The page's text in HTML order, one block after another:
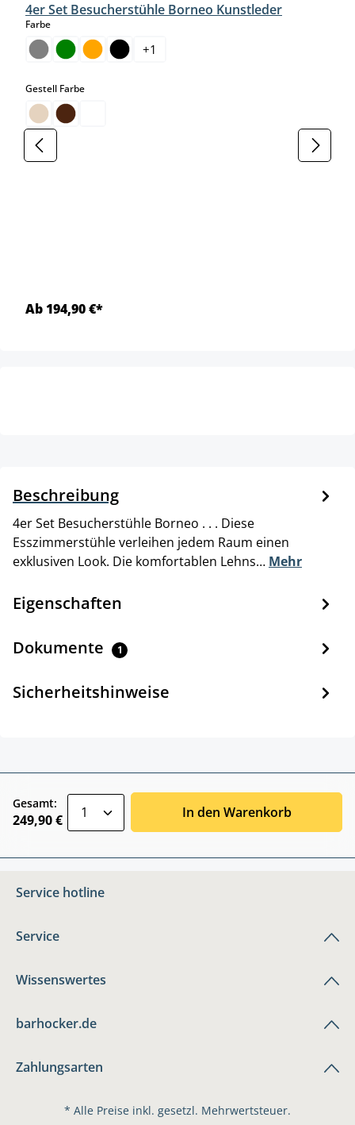
4er Set Besucherstühle Borneo Kunstleder
Farbeauswählen
+1
Gestell Farbeauswählen
Ab 194,90 €*
Beschreibung
4er Set Besucherstühle Borneo . . . Diese
Esszimmerstühle verleihen jedem Raum einen
exklusiven Look. Die komfortablen Lehns… Mehr
Eigenschaften
Dokumente 1
Sicherheitshinweise
Gesamt:
249,90 € In den Warenkorb
Service hotline
Service
Wissenswertes
barhocker.de
Zahlungsarten
* Alle Preise inkl. gesetzl. Mehrwertsteuer.